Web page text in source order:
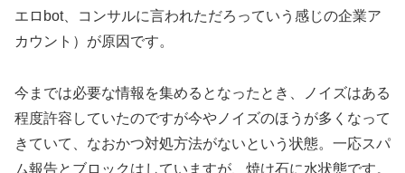
エロbot、コンサルに言われただろっていう感じの企業ア
カウント）が原因です。
今までは必要な情報を集めるとなったとき、ノイズはある
程度許容していたのですが今やノイズのほうが多くなって
きていて、なおかつ対処方法がないという状態。一応スパ
ム報告とブロックはしていますが、焼け石に水状態です。